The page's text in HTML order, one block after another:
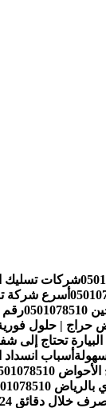
شركات تسليك
أسرع شركة
رقم
| حلول فورية بأحدث
تحتاج إلى
أسباب